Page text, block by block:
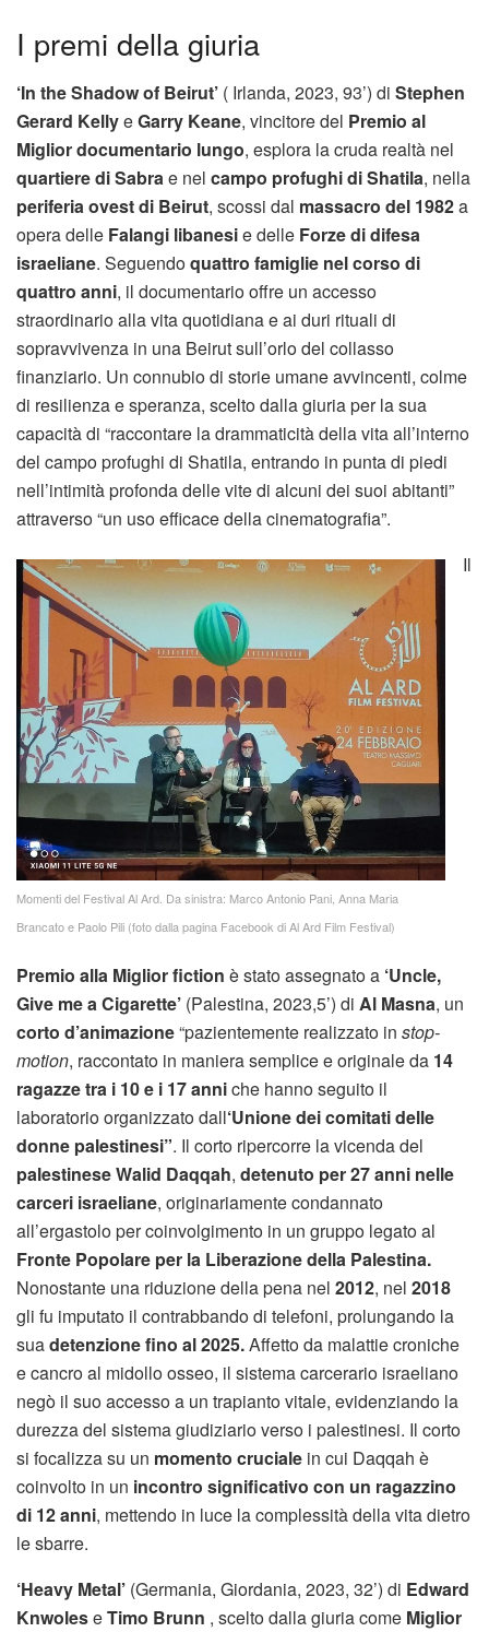
I premi della giuria
‘In the Shadow of Beirut’ ( Irlanda, 2023, 93’) di Stephen
Gerard KellyeGarry Keane, vincitore del Premio al
Miglior documentario lungo, esplora la cruda realtà nel
quartiere di Sabrae nel campo profughi di Shatila, nella
periferia ovest di Beirut, scossi dal massacro del 1982a
opera delle Falangi libanesie delle Forze di difesa
israeliane. Seguendoquattro famiglie nel corso di
quattro anni, il documentario offre un accesso
straordinario alla vita quotidiana e ai duri rituali di
sopravvivenza in una Beirut sull’orlo del collasso
finanziario. Un connubio di storie umane avvincenti, colme
di resilienza e speranza, scelto dalla giuria per la sua
capacità di “raccontare la drammaticità della vita all’interno
del campo profughi di Shatila, entrando in punta di piedi
nell’intimità profonda delle vite di alcuni dei suoi abitanti”
attraverso “un uso efficace della cinematografia”.
Momenti del Festival Al Ard. Da sinistra: Marco Antonio Pani, Anna Maria
Brancato e Paolo Pili (foto dalla pagina Facebook di Al Ard Film Festival)
Il
Premio alla Miglior fiction è stato assegnato a ‘Uncle,
Give me a Cigarette’ (Palestina, 2023,5’) di Al Masna, un
corto d’animazione“pazientemente realizzato in stop-
motion, raccontato in maniera semplice e originale da 14
ragazze tra i 10 e i 17 anniche hanno seguito il
laboratorio organizzato dall‘Unione dei comitati delle
donne palestinesi”. Il corto ripercorre la vicenda del
palestinese Walid Daqqah, detenuto per 27 anni nelle
carceri israeliane, originariamente condannato
all’ergastolo per coinvolgimento in un gruppo legato al
Fronte Popolare per la Liberazione della Palestina.
Nonostante una riduzione della pena nel 2012, nel 2018
gli fu imputato il contrabbando di telefoni, prolungando la
suadetenzione fino al 2025.Affetto da malattie croniche
e cancro al midollo osseo, il sistema carcerario israeliano
negò il suo accesso a un trapianto vitale, evidenziando la
durezza del sistema giudiziario verso i palestinesi. Il corto
si focalizza su un momento cruciale in cui Daqqah è
coinvolto in un incontro significativo con un ragazzino
di 12 anni, mettendo in luce la complessità della vita dietro
le sbarre.
‘Heavy Metal’ (Germania, Giordania, 2023, 32’) di Edward
KnwoleseTimo Brunn , scelto dalla giuria come Miglior